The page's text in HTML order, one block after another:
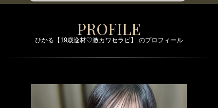
PROFILE
ひかる【19歳逸材♡激カワセラピ】 のプロフィール